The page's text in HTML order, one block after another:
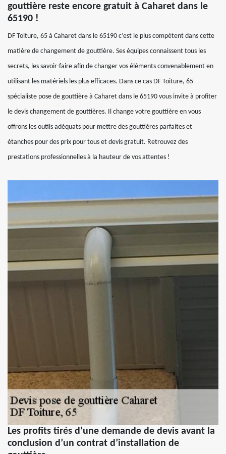
gouttière reste encore gratuit à Caharet dans le
65190 !
DF Toiture, 65 à Caharet dans le 65190 c’est le plus compétent dans cette
matière de changement de gouttière. Ses équipes connaissent tous les
secrets, les savoir-faire afin de changer vos éléments convenablement en
utilisant les matériels les plus efficaces. Dans ce cas DF Toiture, 65
spécialiste pose de gouttière à Caharet dans le 65190 vous invite à profiter
le devis changement de gouttières. Il change votre gouttière en vous
offrons les outils adéquats pour mettre des gouttières parfaites et
étanches pour des prix pour tous et devis gratuit. Retrouvez des
prestations professionnelles à la hauteur de vos attentes !
Les profits tirés d’une demande de devis avant la
conclusion d’un contrat d’installation de